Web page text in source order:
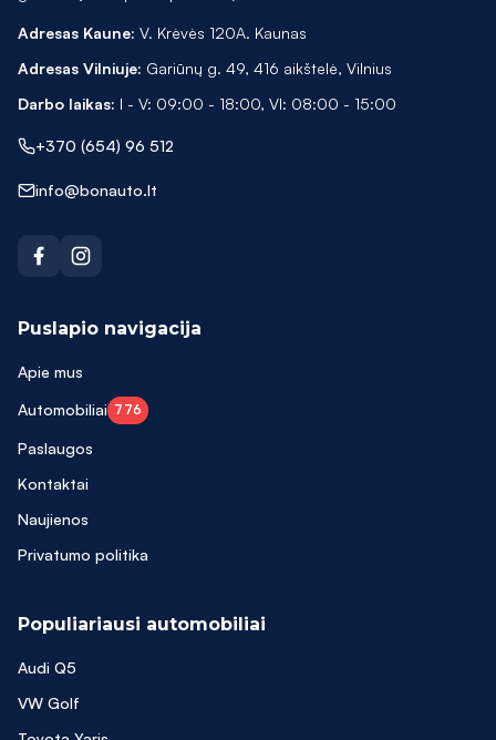
Adresas Kaune: V. Krėvės 120A. Kaunas
Adresas Vilniuje: Gariūnų g. 49, 416 aikštelė, Vilnius
Darbo laikas: I - V: 09:00 - 18:00, VI: 08:00 - 15:00
+370 (654) 96 512
info@bonauto.lt
Puslapio navigacija
Apie mus
Automobiliai 776
Paslaugos
Kontaktai
Naujienos
Privatumo politika
Populiariausi automobiliai
Audi Q5
VW Golf